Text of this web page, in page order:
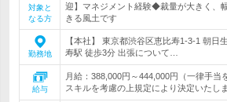
対象と
なる方
迎】マネジメント経験◆裁量が大きく、
きる風土です
勤務地
【本社】 東京都渋谷区恵比寿1-3-1 朝日
寿駅 徒歩3分 出張について…
給与
月給：388,000円～444,000円（一律手当
スキルを考慮の上規定により決定いたし